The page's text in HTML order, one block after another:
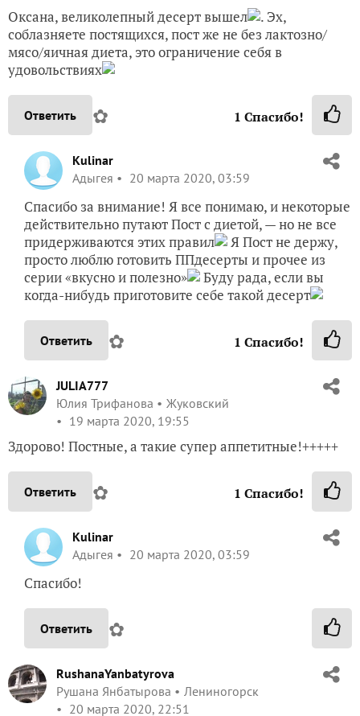
Оксана, великолепный десерт вышел
. Эх,
соблазняете постящихся, пост же не без лактозно/
мясо/яичная диета, это ограничение себя в
удовольствиях
Ответить ✿ 1 Спасибо!
Kulinar
Адыгея
20 марта 2020, 03:59
Спасибо за внимание! Я все понимаю, и некоторые
действительно путают Пост с диетой, — но не все
придерживаются этих правил
Я Пост не держу,
просто люблю готовить ППдесерты и прочее из
серии «вкусно и полезно»
Буду рада, если вы
когда-нибудь приготовите себе такой десерт
Ответить ✿ 1 Спасибо!
JULIA777
Юлия Трифанова
Жуковский
19 марта 2020, 19:55
Здорово! Постные, а такие супер аппетитные!+++++
Ответить ✿ 1 Спасибо!
Kulinar
Адыгея
20 марта 2020, 03:59
Спасибо!
Ответить ✿
RushanaYanbatyrova
Рушана Янбатырова
Лениногорск
20 марта 2020, 22:51